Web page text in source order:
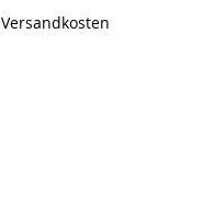
Versandkosten